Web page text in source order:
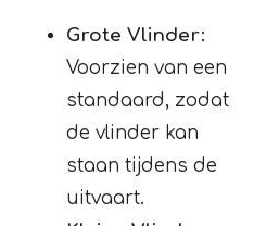
Grote Vlinder:
Voorzien van een
standaard, zodat
de vlinder kan
staan tijdens de
uitvaart.